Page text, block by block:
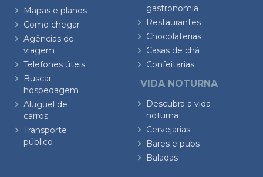
Mapas e planos
Como chegar
Agências de
viagem
Telefones úteis
Buscar
hospedagem
Aluguel de
carros
Transporte
público
gastronomia
Restaurantes
Chocolaterias
Casas de chá
Confeitarias
VIDA NOTURNA
Descubra a vida
noturna
Cervejarias
Bares e pubs
Baladas